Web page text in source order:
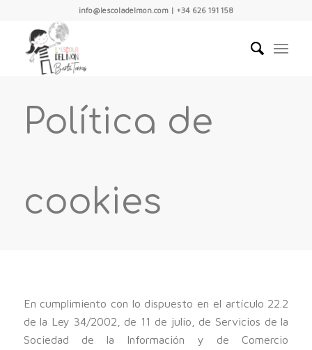
info@lescoladelmon.com | +34 626 191 158
Política de
cookies
En cumplimiento con lo dispuesto en el artículo 22.2
de la Ley 34/2002, de 11 de julio, de Servicios de la
Sociedad de la Información y de Comercio